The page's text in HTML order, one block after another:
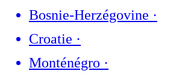
Bosnie-Herzégovine ·
Croatie ·
Monténégro ·